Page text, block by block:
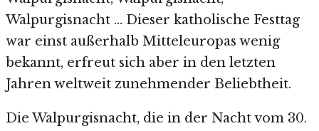
Walpurgisnacht … Dieser katholische Festtag
war einst außerhalb Mitteleuropas wenig
bekannt, erfreut sich aber in den letzten
Jahren weltweit zunehmender Beliebtheit.
Die Walpurgisnacht, die in der Nacht vom 30.